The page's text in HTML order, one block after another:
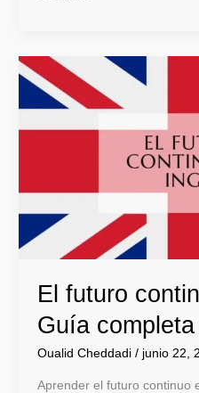
El futuro
Guía completa
Oualid Cheddadi / junio 22,
Aprender el futuro continuo
futuro
continuo
en
completa